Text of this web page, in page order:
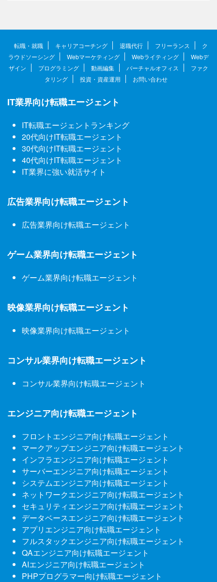
転職・就職 キャリアコーチング 退職代行 フリーランス
ク
ラウドソーシング
Webマーケティング Webライティング
Webデ
ザイン
プログラミング 動画編集 バーチャルオフィス
ファク
タリング
投資・資産運用 お問い合わせ
IT業界向け転職エージェント
IT転職エージェントランキング
20代向けIT転職エージェント
30代向けIT転職エージェント
40代向けIT転職エージェント
IT業界に強い就活サイト
広告業界向け転職エージェント
広告業界向け転職エージェント
ゲーム業界向け転職エージェント
ゲーム業界向け転職エージェント
映像業界向け転職エージェント
映像業界向け転職エージェント
コンサル業界向け転職エージェント
コンサル業界向け転職エージェント
エンジニア向け転職エージェント
フロントエンジニア向け転職エージェント
マークアップエンジニア向け転職エージェント
インフラエンジニア向け転職エージェント
サーバーエンジニア向け転職エージェント
システムエンジニア向け転職エージェント
ネットワークエンジニア向け転職エージェント
セキュリティエンジニア向け転職エージェント
データベースエンジニア向け転職エージェント
アプリエンジニア向け転職エージェント
フルスタックエンジニア向け転職エージェント
QAエンジニア向け転職エージェント
AIエンジニア向け転職エージェント
PHPプログラマー向け転職エージェント